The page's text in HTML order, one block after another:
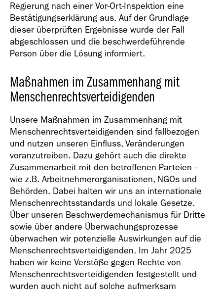
Regierung nach einer Vor-Ort-Inspektion eine
Bestätigungserklärung aus. Auf der Grundlage
dieser überprüften Ergebnisse wurde der Fall
abgeschlossen und die beschwerdeführende
Person über die Lösung informiert.
Maßnahmen im Zusammenhang mit
Menschenrechtsverteidigenden
Unsere Maßnahmen im Zusammenhang mit
Menschenrechtsverteidigenden sind fallbezogen
und nutzen unseren Einfluss, Veränderungen
voranzutreiben. Dazu gehört auch die direkte
Zusammenarbeit mit den betroffenen Parteien –
wie z.B. Arbeitnehmerorganisationen, NGOs und
Behörden. Dabei halten wir uns an internationale
Menschenrechtsstandards und lokale Gesetze.
Über unseren Beschwerdemechanismus für Dritte
sowie über andere Überwachungsprozesse
überwachen wir potenzielle Auswirkungen auf die
Menschenrechtsverteidigenden. Im Jahr 2025
haben wir keine Verstöße gegen Rechte von
Menschenrechtsverteidigenden festgestellt und
wurden auch nicht auf solche aufmerksam